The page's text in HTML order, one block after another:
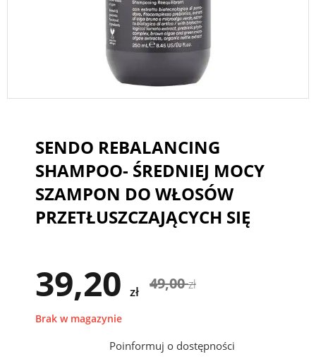
SENDO REBALANCING
SHAMPOO- ŚREDNIEJ MOCY
SZAMPON DO WŁOSÓW
PRZETŁUSZCZAJĄCYCH SIĘ
39,20 zł 49,00zł
Brak w magazynie
Poinformuj o dostępności